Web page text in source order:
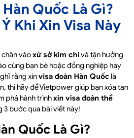
Quốc Là Gì?
Khi Xin Visa Này
chân vàoxứ sở kim chivà tận hưởng
cùng bạn bè hoặc đồng nghiệp hay
rằng xinvisa đoàn Hàn Quốc là
thì hãy để Vietpower giúp bạn xóa tan
phá hành trìnhxin visa đoàn thể
3 bước qua bài viết này!
Quốc Là Gì?